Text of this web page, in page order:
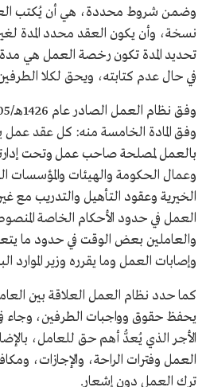
وضمن شروط محددة، هي أن يُكتب
نسخة، وأن يكون العقد محدد المدة
تحديد المدة تكون رخصة العمل هي
في حال عدم كتابته، ويحق لكلا
وفق المادة الخامسة منه: كل عقد
بالعمل لمصلحة صاحب عمل وتحت
وعمال الحكومة والهيئات والمؤسسات
الخيرية وعقود التأهيل والتدريب مع
العمل في حدود الأحكام الخاصة
والعاملين بعض الوقت في حدود ما
وإصابات العمل وما يقرره وزير الموارد
كما حدد نظام العمل العلاقة بين
يحفظ حقوق وواجبات الطرفين،
الأجر الذي يُعدُّ أهم حق للعامل،
العمل وفترات الراحة، والإجازات،
ترك العمل دون إشعار.